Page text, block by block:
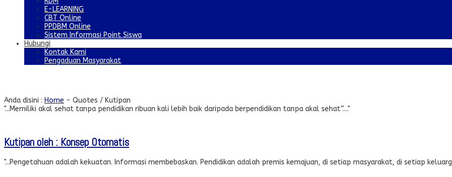
E-LEARNING
CBT Online
PPDBM Online
Sistem Informasi Point Siswa
Hubungi
Kontak Kami
Pengaduan Masyarakat
Anda disini : Home - Quotes / Kutipan
"...Memiliki akal sehat tanpa pendidikan ribuan kali lebih baik daripada berpendidikan tanpa akal sehat”...."
Kutipan oleh : Konsep Otomatis
"...Pengetahuan adalah kekuatan. Informasi membebaskan. Pendidikan adalah premis kemajuan, di setiap masyarakat, di setiap